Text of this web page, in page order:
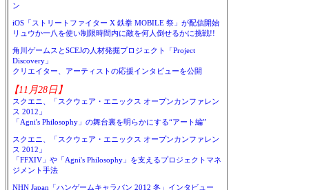
ン
iOS「ストリートファイター X 鉄拳 MOBILE 祭」が配信開始
リュウか一八を使い制限時間内に敵を何人倒せるかに挑戦!!
角川ゲームスとSCEJの人材発掘プロジェクト「Project
Discovery」
クリエイター、アーティストの応援インタビューを公開
【11月28日】
スクエニ、「スクウェア・エニックス オープンカンファレン
ス 2012」
「Agni's Philosophy」の舞台裏を明らかにする“アート編”
スクエニ、「スクウェア・エニックス オープンカンファレン
ス 2012」
「FFXIV」や「Agni's Philosophy」を支えるプロジェクトマネ
ジメント手法
NHN Japan「ハンゲームキャラバン 2012 冬」インタビュー